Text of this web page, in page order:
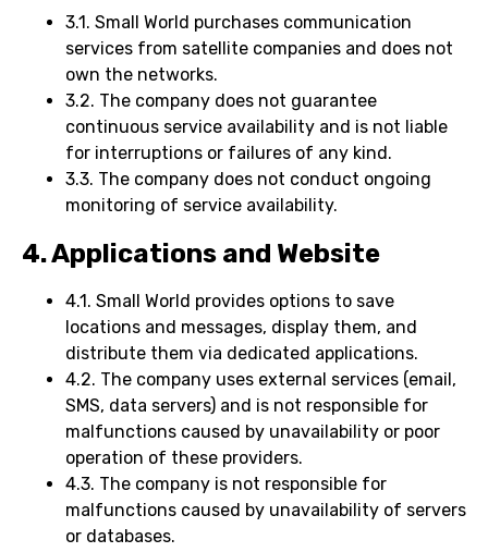
3.1. Small World purchases communication
services from satellite companies and does not
own the networks.
3.2. The company does not guarantee
continuous service availability and is not liable
for interruptions or failures of any kind.
3.3. The company does not conduct ongoing
monitoring of service availability.
4. Applications and Website
4.1. Small World provides options to save
locations and messages, display them, and
distribute them via dedicated applications.
4.2. The company uses external services (email,
SMS, data servers) and is not responsible for
malfunctions caused by unavailability or poor
operation of these providers.
4.3. The company is not responsible for
malfunctions caused by unavailability of servers
or databases.